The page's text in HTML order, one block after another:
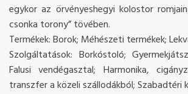
egykor az örvényeshegyi kolostor
csonka torony” tövében.
Termékek: Borok; Méhészeti termékek;
Szolgáltatások: Borkóstoló;
Falusi vendégasztal; Harmonika,
transzfer a közeli szállodákból; Szabadtéri